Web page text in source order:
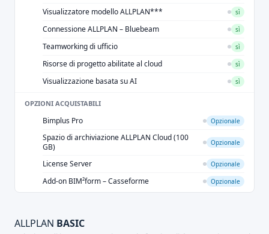
Visualizzatore modello ALLPLAN*** sì
Connessione ALLPLAN – Bluebeam sì
Teamworking di ufficio sì
Risorse di progetto abilitate al cloud sì
Visualizzazione basata su AI sì
OPZIONI ACQUISTABILI
Bimplus Pro Opzionale
Spazio di archiviazione ALLPLAN Cloud (100
GB)
Opzionale
License Server Opzionale
Add-on BIM²form – Casseforme Opzionale
ALLPLAN BASIC